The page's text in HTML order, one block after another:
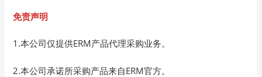
免责声明
1.本公司仅提供ERM产品代理采购业务。
2.本公司承诺所采购产品来自ERM官方。